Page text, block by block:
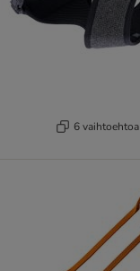
6 vaihtoehtoa